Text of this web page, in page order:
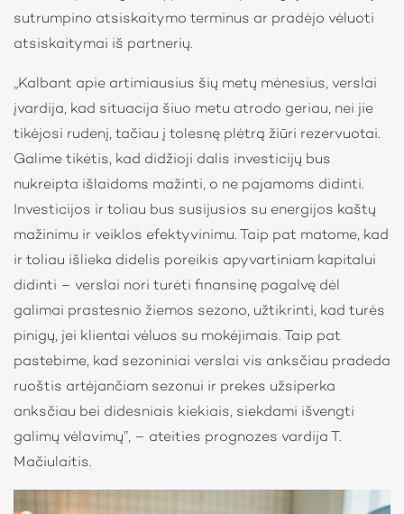
sutrumpino atsiskaitymo terminus ar pradėjo vėluoti
atsiskaitymai iš partnerių.
„Kalbant apie artimiausius šių metų mėnesius, verslai
įvardija, kad situacija šiuo metu atrodo geriau, nei jie
tikėjosi rudenį, tačiau į tolesnę plėtrą žiūri rezervuotai.
Galime tikėtis, kad didžioji dalis investicijų bus
nukreipta išlaidoms mažinti, o ne pajamoms didinti.
Investicijos ir toliau bus susijusios su energijos kaštų
mažinimu ir veiklos efektyvinimu. Taip pat matome, kad
ir toliau išlieka didelis poreikis apyvartiniam kapitalui
didinti – verslai nori turėti finansinę pagalvę dėl
galimai prastesnio žiemos sezono, užtikrinti, kad turės
pinigų, jei klientai vėluos su mokėjimais. Taip pat
pastebime, kad sezoniniai verslai vis anksčiau pradeda
ruoštis artėjančiam sezonui ir prekes užsiperka
anksčiau bei didesniais kiekiais, siekdami išvengti
galimų vėlavimų”, – ateities prognozes vardija T.
Mačiulaitis.